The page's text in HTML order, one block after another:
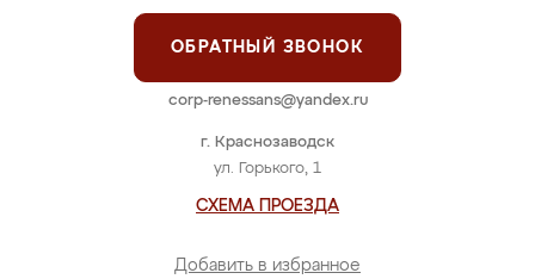
г. Краснозаводск
ул. Горького, 1
СХЕМА ПРОЕЗДА
Добавить в избранное
ОБРАТНЫЙ ЗВОНОК
corp-renessans@yandex.ru